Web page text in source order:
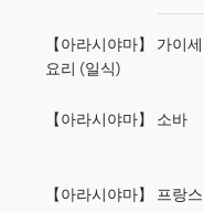
【아라시야마】 가이
요리 (일식)
【아라시야마】 소바
【아라시야마】 프랑스